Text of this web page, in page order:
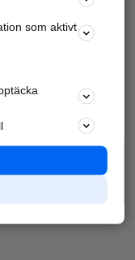
som aktivt